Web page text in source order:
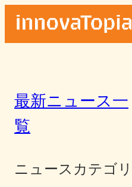
最新ニュース一
覧
ニュースカテゴリ